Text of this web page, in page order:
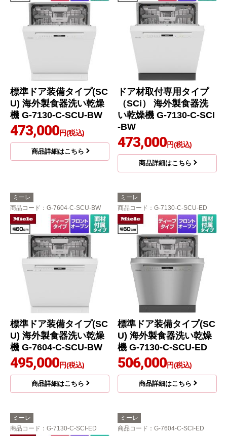
標準ドア装備タイプ(SC
U) 海外製食器洗い乾燥
機 G-7130-C-SCU-BW
473,000円(税込)
商品詳細はこちら
ドア材取付専用タイプ
（SCi） 海外製食器洗
い乾燥機 G-7130-C-SCI
-BW
473,000円(税込)
商品詳細はこちら
ミーレ
商品コード ：G-7604-C-SCU-BW
標準ドア装備タイプ(SC
U) 海外製食器洗い乾燥
機 G-7604-C-SCU-BW
495,000円(税込)
商品詳細はこちら
ミーレ
商品コード ：G-7130-C-SCU-ED
標準ドア装備タイプ(SC
U) 海外製食器洗い乾燥
機 G-7130-C-SCU-ED
506,000円(税込)
商品詳細はこちら
ミーレ
商品コード ：G-7130-C-SCI-ED
ミーレ
商品コード ：G-7604-C-SCI-ED